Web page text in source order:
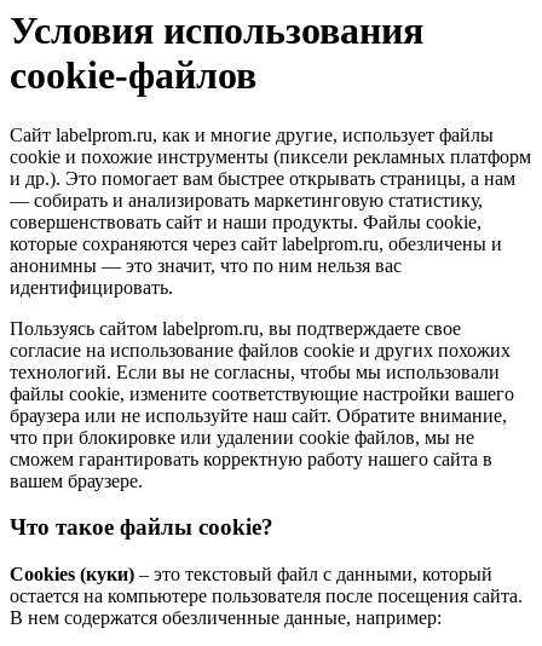
Условия использования
cookie-файлов
Сайт labelprom.ru, как и многие другие, использует файлы
cookie и похожие инструменты (пиксели рекламных платформ
и др.). Это помогает вам быстрее открывать страницы, а нам
— собирать и анализировать маркетинговую статистику,
совершенствовать сайт и наши продукты. Файлы сookie,
которые сохраняются через сайт labelprom.ru, обезличены и
анонимны — это значит, что по ним нельзя вас
идентифицировать.
Пользуясь сайтом labelprom.ru, вы подтверждаете свое
согласие на использование файлов cookie и других похожих
технологий. Если вы не согласны, чтобы мы использовали
файлы cookie, измените соответствующие настройки вашего
браузера или не используйте наш сайт. Обратите внимание,
что при блокировке или удалении cookie файлов, мы не
сможем гарантировать корректную работу нашего сайта в
вашем браузере.
Что такое файлы cookie?
Cookies (куки) – это текстовый файл с данными, который
остается на компьютере пользователя после посещения сайта.
В нем содержатся обезличенные данные, например: